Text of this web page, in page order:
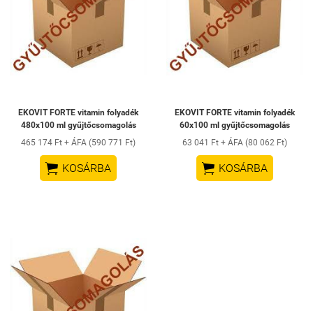
EKOVIT FORTE vitamin folyadék
480x100 ml gyűjtőcsomagolás
465 174 Ft + ÁFA (590 771 Ft)
 KOSÁRBA
EKOVIT FORTE vitamin folyadék
60x100 ml gyűjtőcsomagolás
63 041 Ft + ÁFA (80 062 Ft)
 KOSÁRBA